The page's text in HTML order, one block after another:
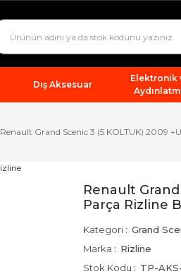
Dış Aksesuar
Elektronik
Renault Grand Scenic 3 (5 KOLTUK) 2009
Renault
Parça Rizline
Kategori
Grand
Marka
Rizline
Stok Kodu
TP-